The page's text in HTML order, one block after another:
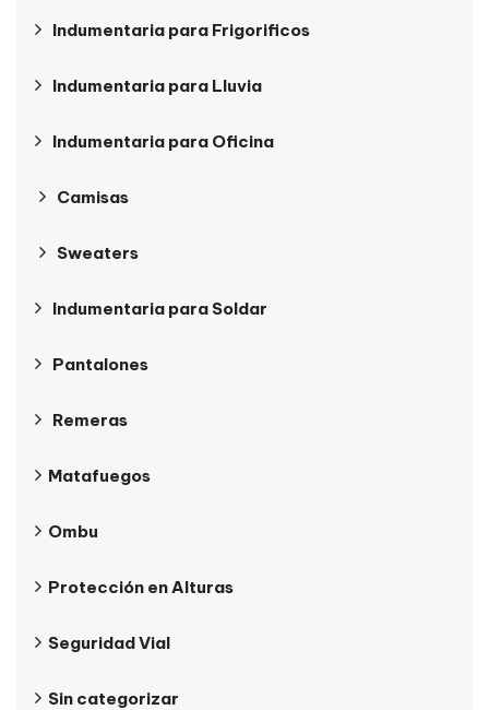
Indumentaria para Frigorificos
Indumentaria para Lluvia
Indumentaria para Oficina
Camisas
Sweaters
Indumentaria para Soldar
Pantalones
Remeras
Matafuegos
Ombu
Protección en Alturas
Seguridad Vial
Sin categorizar